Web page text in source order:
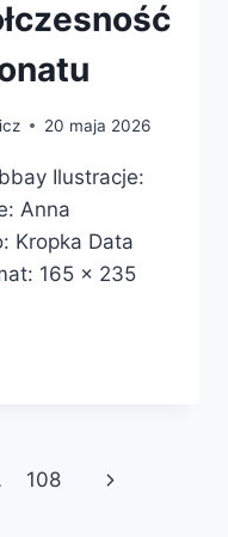
20 maja 2026
Ilustracje:
Anna
Kropka Data
165 x 235
108
Następna